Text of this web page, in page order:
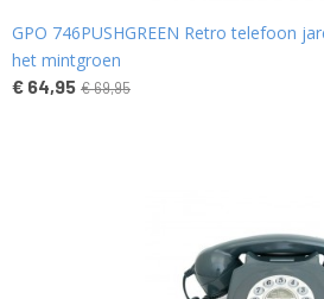
GPO 746PUSHGREEN Retro telefoon
het mintgroen
€ 64,95 € 69,95